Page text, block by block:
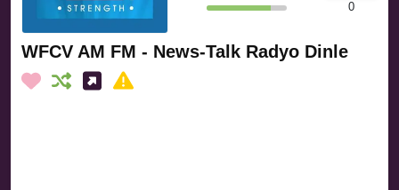
WFCV AM FM - News-Talk Radyo Dinle
0